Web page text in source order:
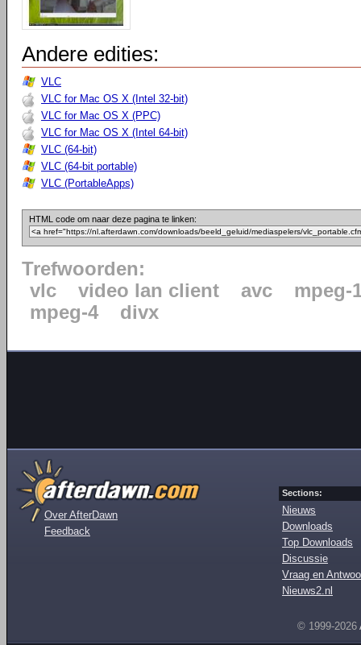
Andere edities:
VLC
VLC for Mac OS X (Intel 32-bit)
VLC for Mac OS X (PPC)
VLC for Mac OS X (Intel 64-bit)
VLC (64-bit)
VLC (64-bit portable)
VLC (PortableApps)
HTML code om naar deze pagina te linken:
Trefwoorden:
vlc
video lan client avc
mpeg-
mpeg-4
divx
Over AfterDawn
Feedback
Sections:
Nieuws
Downloads
Top Downloads
Discussie
Vraag en
Nieuws2.nl
© 1999-2026